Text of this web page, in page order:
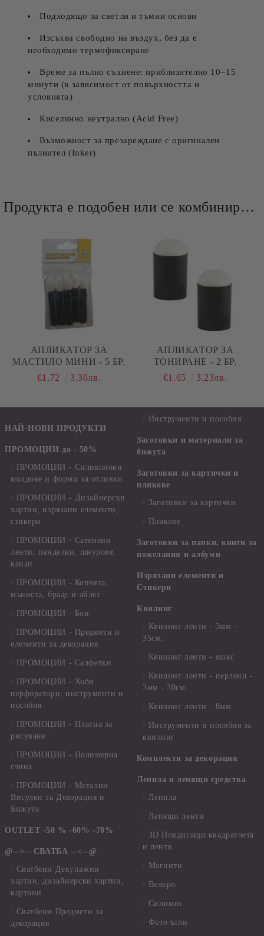
Подходящо за светли и тъмни основи
Изсъхва свободно на въздух, без да е
необходимо термофиксиране
Време за пълно съхнене: приблизително 10–15
минути (в зависимост от повърхността и
условията)
Киселинно неутрално (Acid Free)
Възможност за презареждане с оригинален
пълнител (Inker)
Продукта е подобен или се комбинира добре и със следните продукти :
АПЛИКАТОР ЗА
МАСТИЛО МИНИ - 5 БР.
€1.72
3.36лв.
АПЛИКАТОР ЗА
ТОНИРАНЕ - 2 БР.
€1.65
3.23лв.
НАЙ-НОВИ ПРОДУКТИ
ПРОМОЦИИ до - 50%
ПРОМОЦИИ - Силиконови
молдове и форми за отливки
ПРОМОЦИИ - Дизайнерски
хартии, изрязани елементи,
стикери
ПРОМОЦИИ - Сатенени
ленти, панделки, шнурове,
канап
ПРОМОЦИИ - Копчета,
мъниста, брадс и айлет
ПРОМОЦИИ - Бои
ПРОМОЦИИ - Предмети и
елементи за декорация
ПРОМОЦИИ - Салфетки
ПРОМОЦИИ - Хоби
перфоратори, инструменти и
пособия
ПРОМОЦИИ - Платна за
рисуване
ПРОМОЦИИ - Полимерна
глина
ПРОМОЦИИ - Метални
Висулки за Декорация и
Бижута
OUTLET -50 % -60% -70%
@-->-- СВАТБА --<--@
Сватбени Декупажни
хартии, дизайнерски хартии,
картони
Сватбени Предмети за
декорация
Инструменти и пособия
Заготовки и материали за
бижута
Заготовки за картички и
пликове
Заготовки за картички
Пликове
Заготовки за папки, книги за
пожелания и албуми
Изрязани елементи и
Стикери
Квилинг
Квилинг ленти - 3мм -
35см.
Квилинг ленти - микс
Квилинг ленти - перлени -
3мм - 30см.
Квилинг ленти - 8мм
Инструменти и пособия за
квилинг
Комплекти за декорация
Лепила и лепящи средства
Лепила
Лепящи ленти
3D Повдигащи квадратчета
и ленти
Магнити
Велкро
Силикон
Фото ъгли